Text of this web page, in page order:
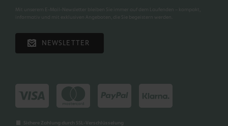
Sichere Zahlung durch SSL-Verschlüsselung
Mit unserem E-Mail-Newsletter bleiben Sie immer auf dem Laufenden – kompakt,
informativ und mit exklusiven Angeboten, die Sie begeistern werden.
NEWSLETTER